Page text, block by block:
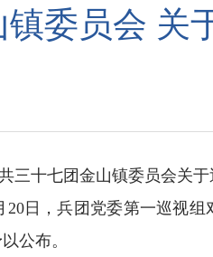
委员会 关
三十七团金山镇委员会关
日，兵团党委第一巡视
公布。